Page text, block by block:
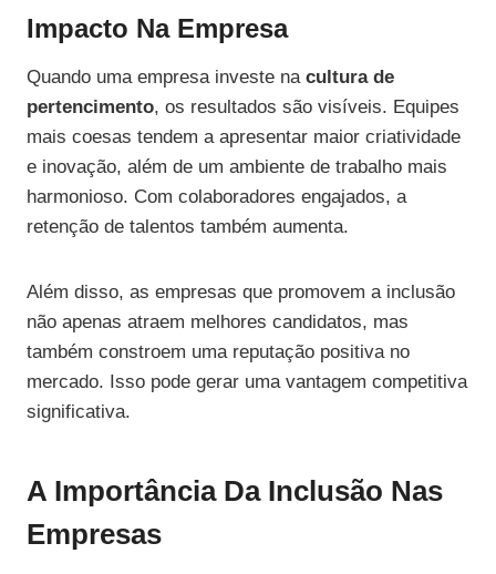
Impacto Na Empresa
Quando uma empresa investe na cultura de
pertencimento, os resultados são visíveis. Equipes
mais coesas tendem a apresentar maior criatividade
e inovação, além de um ambiente de trabalho mais
harmonioso. Com colaboradores engajados, a
retenção de talentos também aumenta.
Além disso, as empresas que promovem a inclusão
não apenas atraem melhores candidatos, mas
também constroem uma reputação positiva no
mercado. Isso pode gerar uma vantagem competitiva
significativa.
A Importância Da Inclusão Nas
Empresas